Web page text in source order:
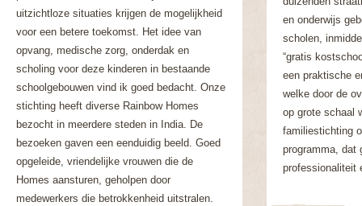
uitzichtloze situaties krijgen de mogelijkheid
voor een betere toekomst. Het idee van
opvang, medische zorg, onderdak en
scholing voor deze kinderen in bestaande
schoolgebouwen vind ik goed bedacht. Onze
stichting heeft diverse Rainbow Homes
bezocht in meerdere steden in India. De
bezoeken gaven een eenduidig beeld. Goed
opgeleide, vriendelijke vrouwen die de
Homes aansturen, geholpen door
medewerkers die betrokkenheid uitstralen.
en onderwijs
scholen,
“gratis
een praktische
welke door de
op grote schaal
familiestichting
programma, dat
professionaliteit